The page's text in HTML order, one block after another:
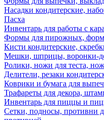
Насадки кондитерские,
Пасха
Инвентарь для работы с
Формы для пирожных,
Кисти кондитерские,
Мешки, шприцы, воронки-
Ролики, ножи для теста,
Делители, резаки
Коврики и бумага для
Трафареты для декора,
Инвентарь для пиццы и
Сетки, подносы, противни